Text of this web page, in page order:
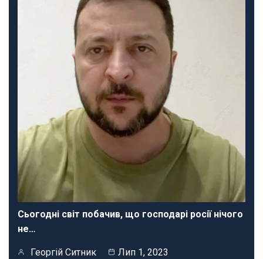
Сьогодні світ побачив, що господарі росії нічого
не…
Георгій Ситник Лип 1, 2023